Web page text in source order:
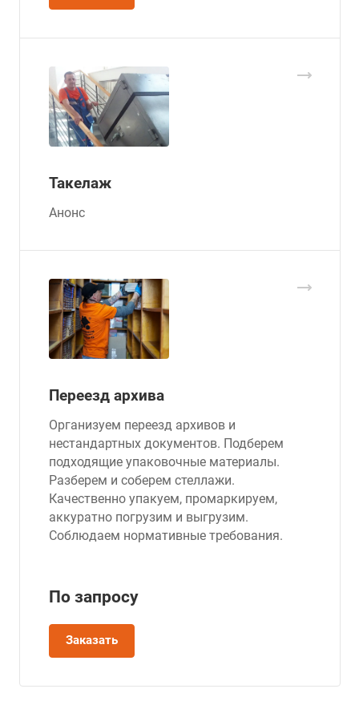
Такелаж
Анонс
Переезд архива
Организуем переезд архивов и
нестандартных документов. Подберем
подходящие упаковочные материалы.
Разберем и соберем стеллажи.
Качественно упакуем, промаркируем,
аккуратно погрузим и выгрузим.
Соблюдаем нормативные требования.
По запросу
Заказать